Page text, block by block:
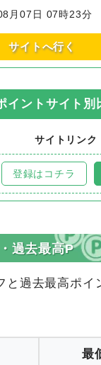
月07日 07時23分
サイトへ行く
イントサイト別
サイトリンク
登録はコチラ
と過去最高ポイ